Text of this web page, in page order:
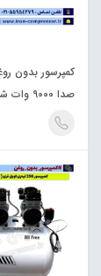
صدا 9000 وات شش موتوره